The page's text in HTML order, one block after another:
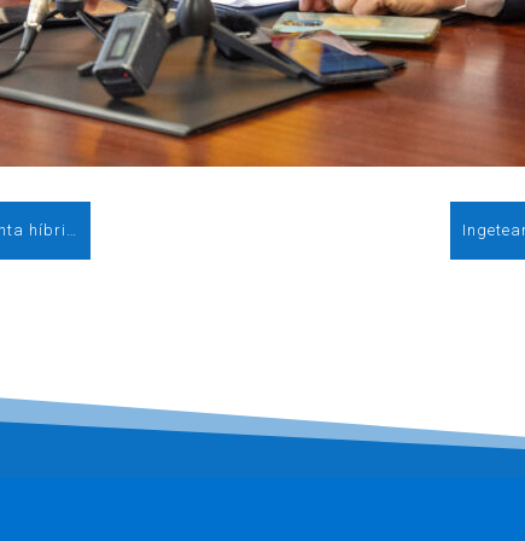
ACCIONA energía completa su primera planta híbrida eólica y solar